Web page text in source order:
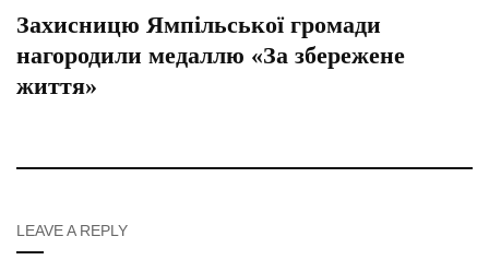
Захисницю Ямпільської громади
нагородили медаллю «За збережене
життя»
LEAVE A REPLY